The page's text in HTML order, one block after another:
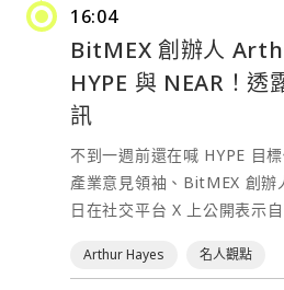
層基礎設施與內部工具，實際
到原估算的 100 倍。 在雲端基礎設施選擇上，Lindy
最終並未選擇主流大型雲服
Atlas Cloud，以優化成本與
是，公司並未完全放棄
程與員工生產力工具中，仍
主要選項，並在複雜任務中
DeepSeek v4 失效時自動接管。 Ramp
Ramp 最新分析顯示，在其
SaaS支出數據中，
比特幣暴跌暴漲的折磨下，
金流。如今，這座高收益避風
痕。 追溯 STRC 近期走軟的背後邏輯，表面上是受加
密貨幣大盤拖累——5 月下旬
然而，更深層的結構性原因，
動性內捲」。 由 Strive Asset
Management（ASST）發行
SATA，近期祭出了「每個交
16:04
BitMEX 創辦人
HYPE 與 NEAR！透
訊
不到一週前還在喊 HYPE 目
產業意見領袖、BitMEX 創
日在社交平台 X 上公開表示
落。
Arthur Hayes 名人觀點